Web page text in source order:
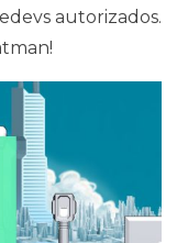
autorizados.